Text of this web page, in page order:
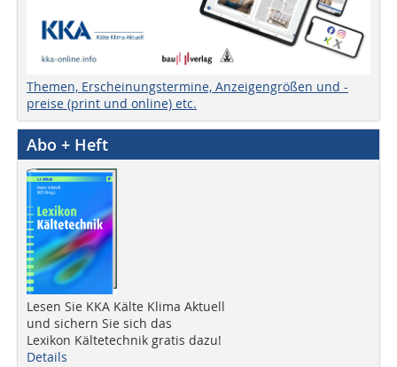
Themen, Erscheinungstermine, Anzeigengrößen und -
preise (print und online) etc.
Abo + Heft
Lesen Sie KKA Kälte Klima Aktuell
und sichern Sie sich das
Lexikon Kältetechnik gratis dazu!
Details